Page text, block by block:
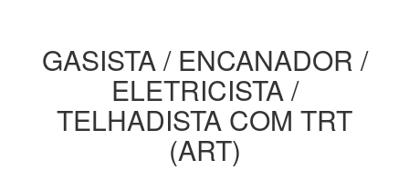
GASISTA / ENCANADOR /
ELETRICISTA /
TELHADISTA COM TRT
(ART)